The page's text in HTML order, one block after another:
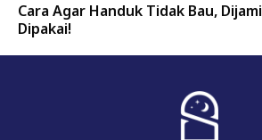
Cara Agar Handuk Tidak Bau,
Dipakai!